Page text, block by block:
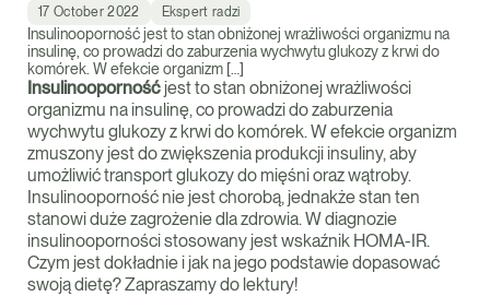
17 October 2022 Ekspert radzi
Insulinooporność jest to stan obniżonej wrażliwości organizmu na
insulinę, co prowadzi do zaburzenia wychwytu glukozy z krwi do
komórek. W efekcie organizm […]
Insulinoopornośćjest to stan obniżonej wrażliwości
organizmu na insulinę, co prowadzi do zaburzenia
wychwytu glukozy z krwi do komórek. W efekcie organizm
zmuszony jest do zwiększenia produkcji insuliny, aby
umożliwić transport glukozy do mięśni oraz wątroby.
Insulinooporność nie jest chorobą, jednakże stan ten
stanowi duże zagrożenie dla zdrowia. W diagnozie
insulinooporności stosowany jest wskaźnik HOMA-IR.
Czym jest dokładnie i jak na jego podstawie dopasować
swoją dietę? Zapraszamy do lektury!